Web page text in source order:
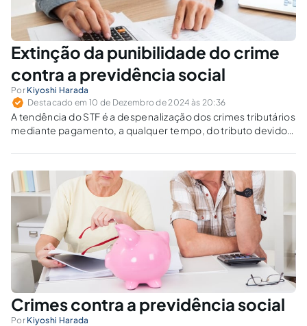
Extinção da punibilidade do crime
contra a previdência social
Por Kiyoshi Harada
Destacado em 10 de Dezembro de 2024 às 20:36
A tendência do STF é a despenalização dos crimes tributários
mediante pagamento, a qualquer tempo, do tributo devido,
Crimes contra a previdência social
Por Kiyoshi Harada